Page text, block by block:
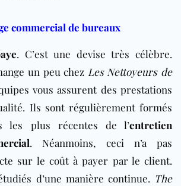
commercial de bureaux
. C’est une devise très célèbre.
un peu chez Les Nettoyeurs de
vous assurent des prestations
Ils sont régulièrement formés
les plus récentes de l’entretien
. Néanmoins, ceci n’a pas
sur le coût à payer par le client.
d’une manière continue. The